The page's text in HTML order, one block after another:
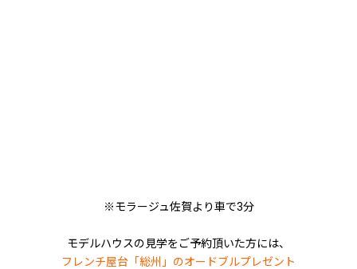
※モラージュ佐賀より車で3分
モデルハウスの見学をご予約頂いた方には、
フレンチ屋台「総州」のオードブルプレゼント